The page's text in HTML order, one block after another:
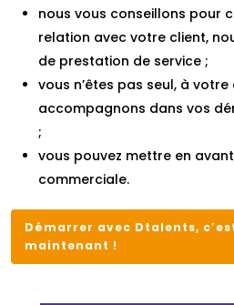
nous vous conseillons pour
relation avec votre client,
de prestation de service ;
vous n’êtes pas seul, à
accompagnons dans vos
;
vous pouvez mettre en
commerciale.
Démarrer avec Dtalents,
maintenant !